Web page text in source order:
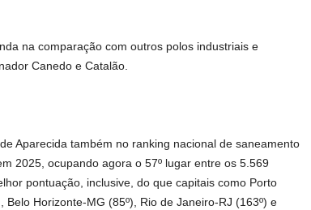
na comparação com outros polos industriais e
Canedo e Catalão.
Aparecida também no ranking nacional de saneamento
2025, ocupando agora o 57º lugar entre os 5.569
pontuação, inclusive, do que capitais como Porto
Belo Horizonte-MG (85º), Rio de Janeiro-RJ (163º) e